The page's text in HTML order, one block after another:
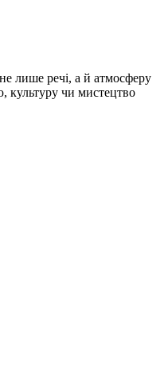
лише речі, а й атмосферу
культуру чи мистецтво